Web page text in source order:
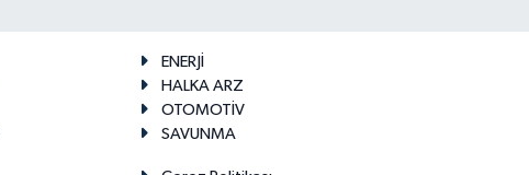
ENERJİ
HALKA ARZ
OTOMOTİV
SAVUNMA